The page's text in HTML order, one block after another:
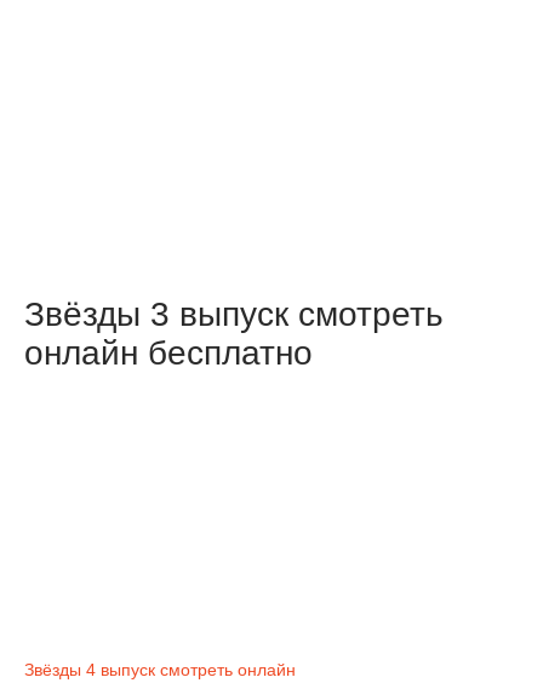
Звёзды 3 выпуск смотреть
онлайн бесплатно
Звёзды 4 выпуск смотреть онлайн